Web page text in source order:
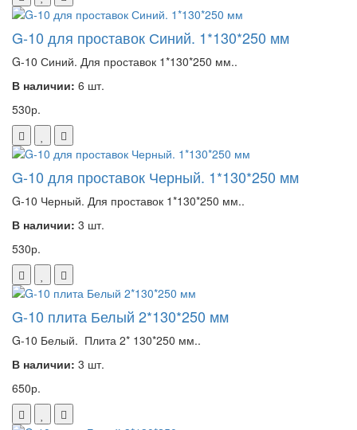
G-10 для проставок Синий. 1*130*250 мм
G-10 Синий. Для проставок 1*130*250 мм..
В наличии: 6 шт.
530р.
G-10 для проставок Черный. 1*130*250 мм
G-10 Черный. Для проставок 1*130*250 мм..
В наличии: 3 шт.
530р.
G-10 плита Белый 2*130*250 мм
G-10 Белый. Плита 2* 130*250 мм..
В наличии: 3 шт.
650р.